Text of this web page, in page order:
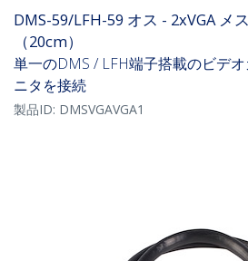
DMS-59/LFH-59 オス - 2xVGA メ
（20cm）
単一のDMS / LFH端子搭載のビデ
ニタを接続
製品ID: DMSVGAVGA1